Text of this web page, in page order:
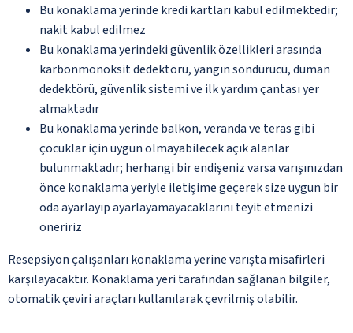
Bu konaklama yerinde kredi kartları kabul edilmektedir;
nakit kabul edilmez
Bu konaklama yerindeki güvenlik özellikleri arasında
karbonmonoksit dedektörü, yangın söndürücü, duman
dedektörü, güvenlik sistemi ve ilk yardım çantası yer
almaktadır
Bu konaklama yerinde balkon, veranda ve teras gibi
çocuklar için uygun olmayabilecek açık alanlar
bulunmaktadır; herhangi bir endişeniz varsa varışınızdan
önce konaklama yeriyle iletişime geçerek size uygun bir
oda ayarlayıp ayarlayamayacaklarını teyit etmenizi
öneririz
Resepsiyon çalışanları konaklama yerine varışta misafirleri
karşılayacaktır. Konaklama yeri tarafından sağlanan bilgiler,
otomatik çeviri araçları kullanılarak çevrilmiş olabilir.